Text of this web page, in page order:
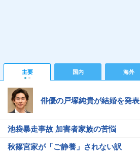
主要 国内 海外
俳優の戸塚純貴が結婚を発表
池袋暴走事故 加害者家族の苦悩
秋篠宮家が「ご静養」されない訳